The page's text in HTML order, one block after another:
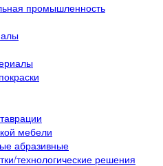
промышленность
мебели
абразивные
технологические решения